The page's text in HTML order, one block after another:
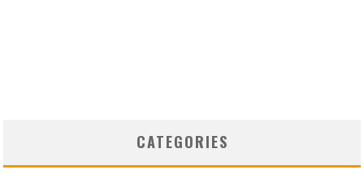
CATEGORIES